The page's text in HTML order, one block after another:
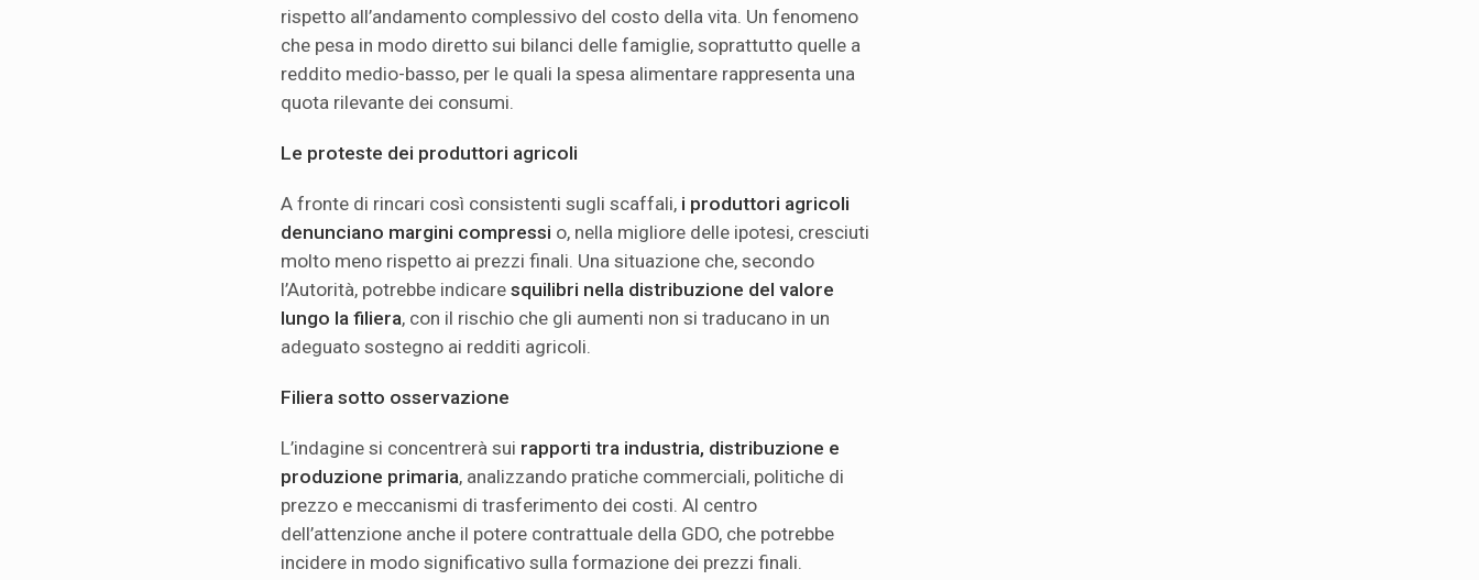
rispetto all’andamento complessivo del costo della vita. Un fenomeno
che pesa in modo diretto sui bilanci delle famiglie, soprattutto quelle a
reddito medio-basso, per le quali la spesa alimentare rappresenta una
quota rilevante dei consumi.
Le proteste dei produttori agricoli
A fronte di rincari così consistenti sugli scaffali, i produttori agricoli
denunciano margini compressi o, nella migliore delle ipotesi, cresciuti
molto meno rispetto ai prezzi finali. Una situazione che, secondo
l’Autorità, potrebbe indicare squilibri nella distribuzione del valore
lungo la filiera, con il rischio che gli aumenti non si traducano in un
adeguato sostegno ai redditi agricoli.
Filiera sotto osservazione
L’indagine si concentrerà sui rapporti tra industria, distribuzione e
produzione primaria, analizzando pratiche commerciali, politiche di
prezzo e meccanismi di trasferimento dei costi. Al centro
dell’attenzione anche il potere contrattuale della GDO, che potrebbe
incidere in modo significativo sulla formazione dei prezzi finali.